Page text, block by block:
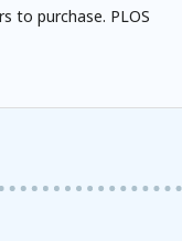
to purchase. PLOS